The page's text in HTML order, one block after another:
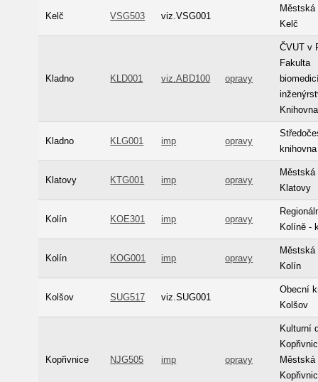
Kelč VSG503 viz.VSG001
Městská
Kelč
Kladno KLD001 viz.ABD100 opravy
ČVUT v
Fakulta
Knihovna
Kladno KLG001 imp opravy
Klatovy KTG001 imp opravy
Městská
Klatovy
Kolín KOE301 imp opravy
Kolíně -
Kolín KOG001 imp opravy
Městská
Kolín
Kolšov SUG517 viz.SUG001
Obecní
Kolšov
Kopřivnice NJG505 imp opravy
Kulturní
Městská